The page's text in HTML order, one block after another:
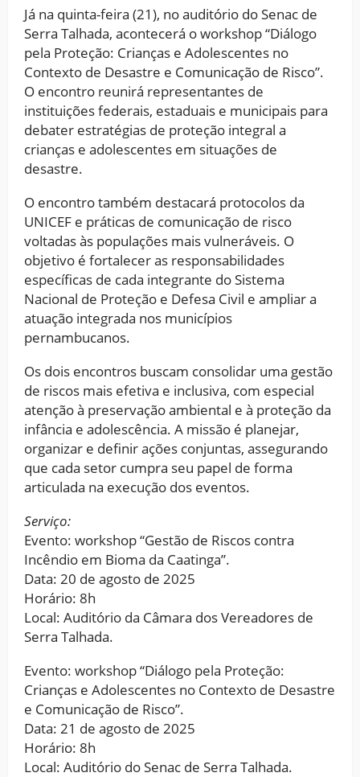
Já na quinta-feira (21), no auditório do Senac de
Serra Talhada, acontecerá o workshop “Diálogo
pela Proteção: Crianças e Adolescentes no
Contexto de Desastre e Comunicação de Risco”.
O encontro reunirá representantes de
instituições federais, estaduais e municipais para
debater estratégias de proteção integral a
crianças e adolescentes em situações de
desastre.
O encontro também destacará protocolos da
UNICEF e práticas de comunicação de risco
voltadas às populações mais vulneráveis. O
objetivo é fortalecer as responsabilidades
específicas de cada integrante do Sistema
Nacional de Proteção e Defesa Civil e ampliar a
atuação integrada nos municípios
pernambucanos.
Os dois encontros buscam consolidar uma gestão
de riscos mais efetiva e inclusiva, com especial
atenção à preservação ambiental e à proteção da
infância e adolescência. A missão é planejar,
organizar e definir ações conjuntas, assegurando
que cada setor cumpra seu papel de forma
articulada na execução dos eventos.
Serviço:
Evento: workshop “Gestão de Riscos contra
Incêndio em Bioma da Caatinga”.
Data: 20 de agosto de 2025
Horário: 8h
Local: Auditório da Câmara dos Vereadores de
Serra Talhada.
Evento: workshop “Diálogo pela Proteção:
Crianças e Adolescentes no Contexto de Desastre
e Comunicação de Risco”.
Data: 21 de agosto de 2025
Horário: 8h
Local: Auditório do Senac de Serra Talhada.